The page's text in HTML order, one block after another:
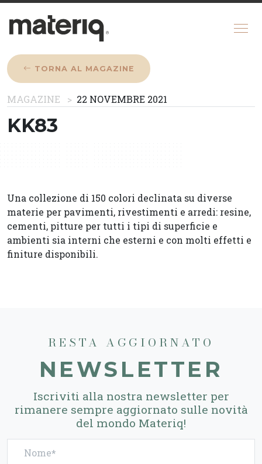
CHI SIAMO
MAGAZINE
COME FUNZIONA
TORNA AL MAGAZINE
MAGAZINE 22 NOVEMBRE 2021
KK83
Una collezione di 150 colori declinata su diverse
materie per pavimenti, rivestimenti e arredi: resine,
cementi, pitture per tutti i tipi di superficie e
ambienti sia interni che esterni e con molti effetti e
finiture disponibili.
RESTA AGGIORNATO
NEWSLETTER
Iscriviti alla nostra newsletter per
rimanere sempre aggiornato sulle novità
del mondo Materiq!
Nome